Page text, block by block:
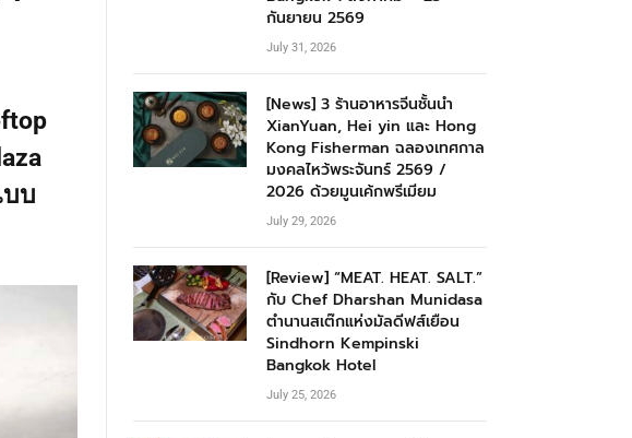
บบ
กันยายน 2569
July 31, 2026
[News] 3 ร้านอาหารจีนชั้นนำ
XianYuan, Hei yin และ Hong
Kong Fisherman ฉลองเทศกาล
มงคลไหว้พระจันทร์ 2569 /
2026 ด้วยมูนเค้กพรีเมียม
July 29, 2026
[Review] “MEAT. HEAT. SALT.”
กับ Chef Dharshan Munidasa
ตำนานสเต๊กแห่งมัลดีฟส์เยือน
Sindhorn Kempinski
Bangkok Hotel
July 25, 2026